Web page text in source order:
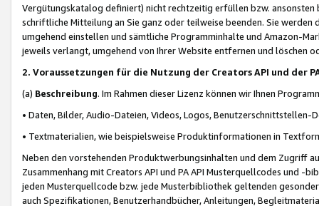
Vergütungskatalog definiert) nicht rechtzeitig erfüllen bzw. ansonsten
schriftliche Mitteilung an Sie ganz oder teilweise beenden. Sie werden
umgehend einstellen und sämtliche Programminhalte und Amazon-
jeweils verlangt, umgehend von Ihrer Website entfernen und löschen
2. Voraussetzungen für die Nutzung der Creators API und der
(a) Beschreibung. Im Rahmen dieser Lizenz können wir Ihnen
• Daten, Bilder, Audio-Dateien, Videos, Logos, Benutzerschnittstellen-
• Textmaterialien, wie beispielsweise Produktinformationen in
Neben den vorstehenden Produktwerbungsinhalten und dem Zugriff
Zusammenhang mit Creators API und PA API Musterquellcodes und
jeden Musterquellcode bzw. jede Musterbibliothek geltenden
auch Spezifikationen, Benutzerhandbücher, Anleitungen,